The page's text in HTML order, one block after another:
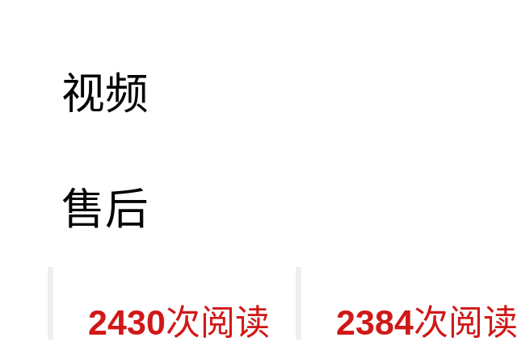
视频
售后
Singing Chair扶手
2430次阅读 2384次阅读